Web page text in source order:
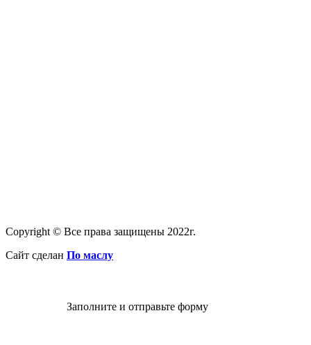
Copyright © Все права защищены 2022г.
Сайт сделан По маслу
Заполните и отправьте форму